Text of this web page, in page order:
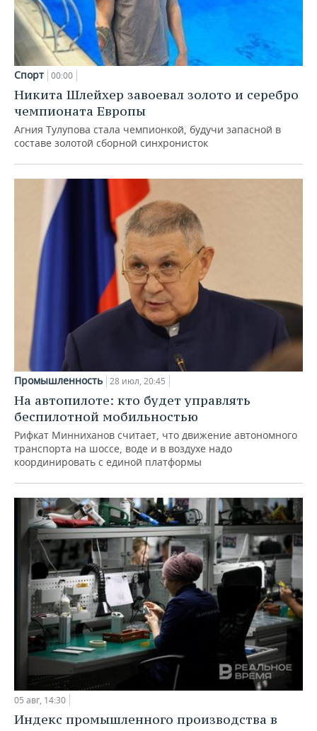
Спорт 00:00
Никита Шлейхер завоевал золото и серебро
чемпионата Европы
Агния Тулупова стала чемпионкой, будучи запасной в
составе золотой сборной синхронисток
Промышленность 28 июл, 20:45
На автопилоте: кто будет управлять
беспилотной мобильностью
Рифкат Минниханов считает, что движение автономного
транспорта на шоссе, воде и в воздухе надо
координировать с единой платформы
05 авг, 14:30
Индекс промышленного производства в